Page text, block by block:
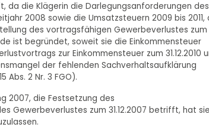
da die Klägerin die Darlegungsanforderungen
2008 sowie die Umsatzsteuern 2009 bis 2011,
des vortragsfähigen Gewerbeverlustes zum
ist begründet, soweit sie die Einkommensteuer
zur Einkommensteuer zum 31.12.2010
der fehlenden Sachverhaltsaufklärung
Abs. 2 Nr. 3 FGO).
2007, die Festsetzung des
Gewerbeverlustes zum 31.12.2007 betrifft, hat sie